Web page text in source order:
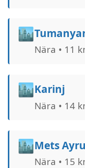
🏙️
Nära • 11
🏙️Karinj
Nära • 14
🏙️Mets
Nära • 15